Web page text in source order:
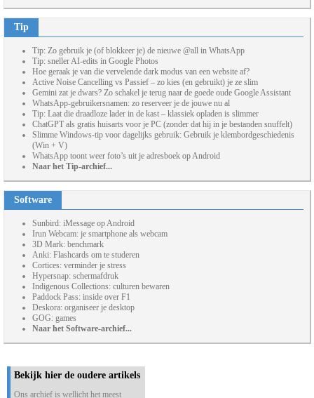
Tip
Tip: Zo gebruik je (of blokkeer je) de nieuwe @all in WhatsApp
Tip: sneller AI-edits in Google Photos
Hoe geraak je van die vervelende dark modus van een website af?
Active Noise Cancelling vs Passief – zo kies (en gebruikt) je ze slim
Gemini zat je dwars? Zo schakel je terug naar de goede oude Google Assistant
WhatsApp-gebruikersnamen: zo reserveer je de jouwe nu al
Tip: Laat die draadloze lader in de kast – klassiek opladen is slimmer
ChatGPT als gratis huisarts voor je PC (zonder dat hij in je bestanden snuffelt)
Slimme Windows-tip voor dagelijks gebruik: Gebruik je klembordgeschiedenis
(Win + V)
WhatsApp toont weer foto’s uit je adresboek op Android
Naar het Tip-archief...
Software
Sunbird: iMessage op Android
Irun Webcam: je smartphone als webcam
3D Mark: benchmark
Anki: Flashcards om te studeren
Cortices: verminder je stress
Hypersnap: schermafdruk
Indigenous Collections: culturen bewaren
Paddock Pass: inside over F1
Deskora: organiseer je desktop
GOG: games
Naar het Software-archief...
Bekijk hier de oudere artikels
Ons archief is wellicht het meest